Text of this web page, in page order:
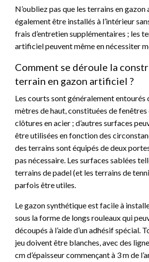
N’oubliez pas que les terrains en
également être installés à l’intérieur
frais d’entretien supplémentaires ; les
artificiel peuvent même en nécessiter
Comment se déroule la
terrain en gazon artificiel ?
Les courts sont généralement entourés
mètres de haut, constituées de fenêtres
clôtures en acier ; d’autres surfaces
être utilisées en fonction des
des terrains sont équipés de deux
pas nécessaire. Les surfaces sablées
terrains de padel (et les terrains de
parfois être utiles.
Le gazon synthétique est facile à
sous la forme de longs rouleaux qui
découpés à l’aide d’un adhésif spécial.
jeu doivent être blanches, avec des
cm d’épaisseur commençant à 3 m de